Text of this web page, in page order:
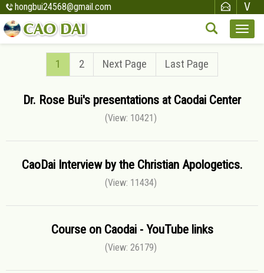
hongbui24568@gmail.com
1 2 Next Page Last Page
Dr. Rose Bui's presentations at Caodai Center
(View: 10421)
CaoDai Interview by the Christian Apologetics.
(View: 11434)
Course on Caodai - YouTube links
(View: 26179)